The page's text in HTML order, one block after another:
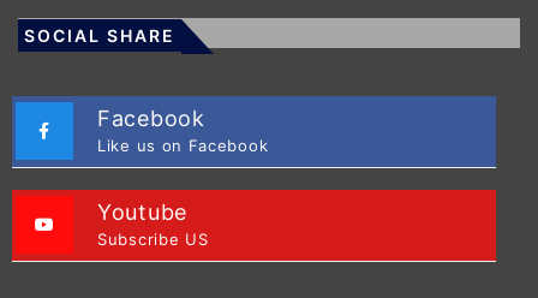
SOCIAL SHARE
Facebook
Like us on Facebook
Youtube
Subscribe US